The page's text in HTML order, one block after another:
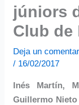
júniors
Club de
Deja un
/ 16/02/2017
Inés Martín,
Guillermo Nieto